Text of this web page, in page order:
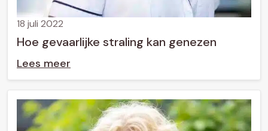
Hoe gevaarlijke straling kan genezen
18 juli 2022
Lees meer